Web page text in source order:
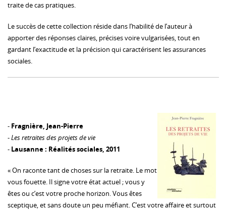
traite de cas pratiques.
Le succès de cette collection réside dans l’habilité de l’auteur à
apporter des réponses claires, précises voire vulgarisées, tout en
gardant l’exactitude et la précision qui caractérisent les assurances
sociales.
- Fragnière, Jean-Pierre
-Les retraites des projets de vie
- Lausanne : Réalités sociales, 2011
« On raconte tant de choses sur la retraite. Le mot
vous fouette. Il signe votre état actuel ; vous y
êtes ou c’est votre proche horizon. Vous êtes
sceptique, et sans doute un peu méfiant. C’est votre affaire et surtout